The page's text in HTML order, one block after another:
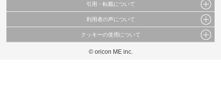
引用・転載について
当サイトで公開されている情報（文字、写真、イラスト、画像データ等）及びこれらの配
これらの情報を権利者の許可なく無断転載・複製などの二次利用を行うことは固く禁じて
利用者の声について
当サイトに掲載している内容はすべてサービスの利用者が提出された見解・感想です。
弊社の見解・ 意見ではないことをご理解いただいた上でご覧ください。
クッキーの使用について
このサイトでは Cookie を使用して、ユーザーに合わせたコンテンツや広告の表示、ソー
© oricon ME inc.